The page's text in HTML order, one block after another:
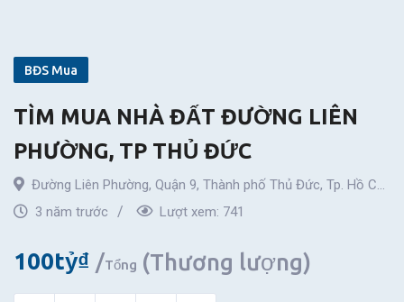
ĐẤT
ĐƯỜNG
LIÊN
PHƯỜNG,
TP
THỦ
ĐỨC
BĐS Mua
TÌM MUA NHÀ ĐẤT ĐƯỜNG LIÊN
PHƯỜNG, TP THỦ ĐỨC
Đường Liên Phường, Quận 9, Thành phố Thủ Đức, Tp. Hồ Chí
Minh3 năm trước Lượt xem: 741
100tỷ₫ Tổng (Thương lượng)